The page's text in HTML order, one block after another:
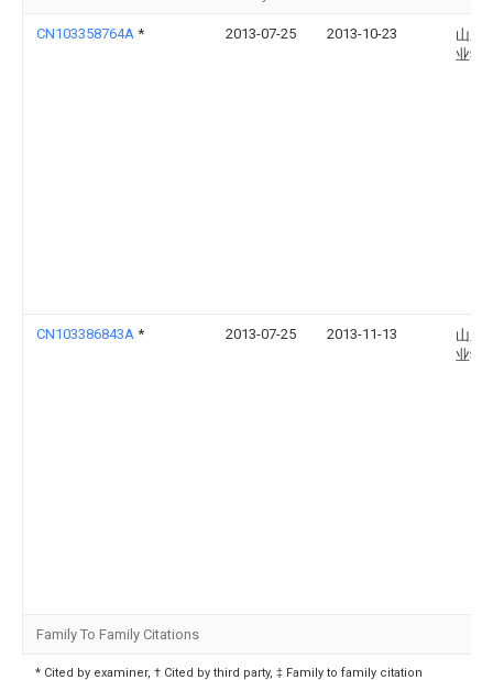
CN103358764A * 2013-07-25 2013-10-23
山东
业学
CN103386843A * 2013-07-25 2013-11-13
山东
业学
Family To Family Citations
* Cited by examiner, † Cited by third party, ‡ Family to family citation